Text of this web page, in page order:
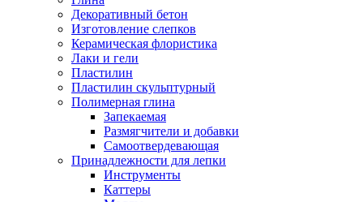
Декоративный бетон
Изготовление слепков
Керамическая флористика
Лаки и гели
Пластилин
Пластилин скульптурный
Полимерная глина
Запекаемая
Размягчители и добавки
Самоотвердевающая
Принадлежности для лепки
Инструменты
Каттеры